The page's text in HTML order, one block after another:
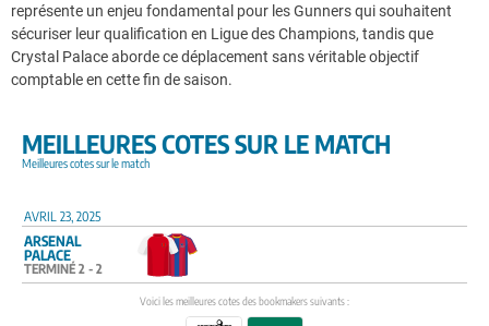
représente un enjeu fondamental pour les Gunners qui souhaitent
sécuriser leur qualification en Ligue des Champions, tandis que
Crystal Palace aborde ce déplacement sans véritable objectif
comptable en cette fin de saison.